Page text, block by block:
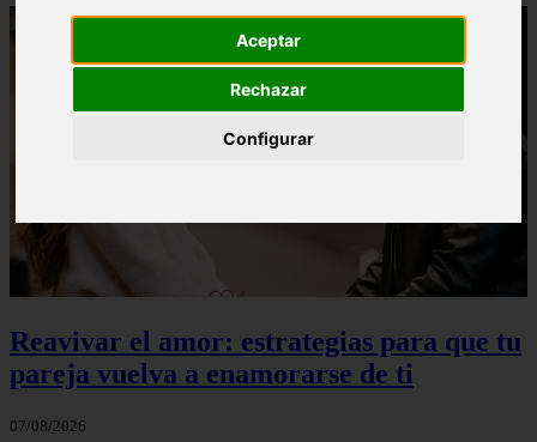
Aceptar
Rechazar
Configurar
Reavivar el amor: estrategias para que tu
pareja vuelva a enamorarse de ti
07/08/2026